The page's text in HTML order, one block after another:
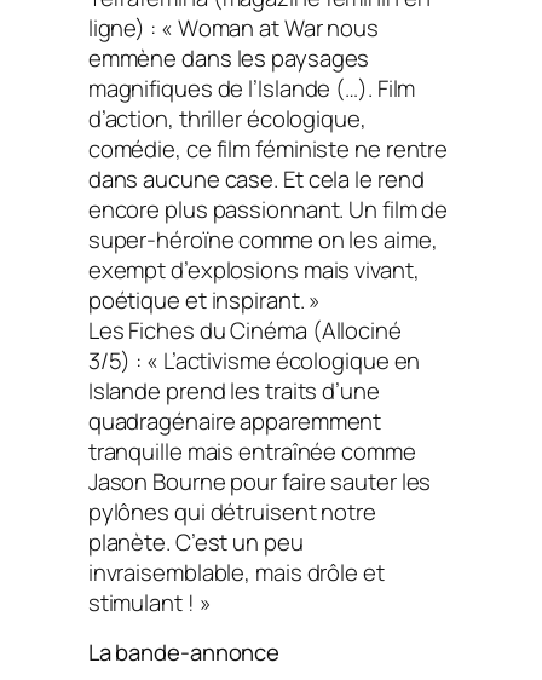
ligne) : « Woman at Warnous
emmène dans les paysages
magnifiques de l’Islande (…). Film
d’action, thriller écologique,
comédie, ce film féministe ne rentre
dans aucune case. Et cela le rend
encore plus passionnant. Un film de
super-héroïne comme on les aime,
exempt d’explosions mais vivant,
poétique et inspirant. »
Les Fiches du Cinéma (Allociné
3/5) : « L’activisme écologique en
Islande prend les traits d’une
quadragénaire apparemment
tranquille mais entraînée comme
Jason Bourne pour faire sauter les
pylônes qui détruisent notre
planète. C’est un peu
invraisemblable, mais drôle et
stimulant ! »
La bande-annonce